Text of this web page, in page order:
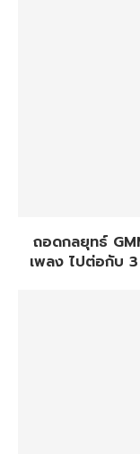
ถอดกลยุทธ์
เพลง ไปต่อกับ